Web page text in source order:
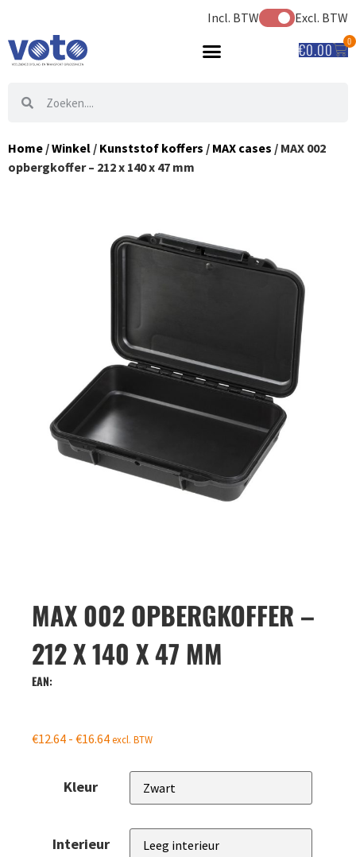
Incl. BTW Excl. BTW
€0.00 0
Home /Winkel / Kunststof koffers / MAX cases / MAX 002
opbergkoffer – 212 x 140 x 47 mm
MAX 002 OPBERGKOFFER –
212 X 140 X 47 MM
EAN:
€12.64 - €16.64excl. BTW
Kleur
Interieur